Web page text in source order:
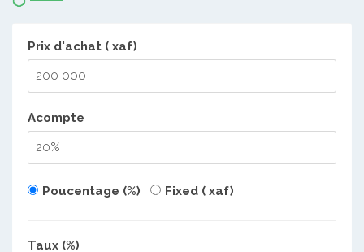
Prix d'achat ( xaf)
Acompte
Poucentage (%) Fixed ( xaf)
Taux (%)